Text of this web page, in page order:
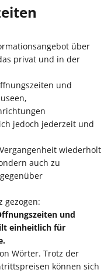
über
privat und in der
und
jedoch jederzeit und
wiederholt
auch zu
gezogen:
und
einheitlich für
Wörter. Trotz der
können sich